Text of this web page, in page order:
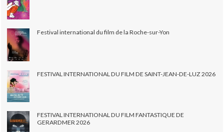
Festival international du film de la Roche-sur-Yon
FESTIVAL INTERNATIONAL DU FILM DE SAINT-JEAN-DE-LUZ 2026
FESTIVAL INTERNATIONAL DU FILM FANTASTIQUE DE
GERARDMER 2026